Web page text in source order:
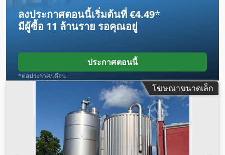
ลงประกาศตอนนี้เริ่มต้นที่ €4.49*
มีผู้ซื้อ 11 ล้านราย รอคุณอยู่
ประกาศตอนนี้
*ต่อประกาศ/เดือน
โฆษณาขนาดเล็ก